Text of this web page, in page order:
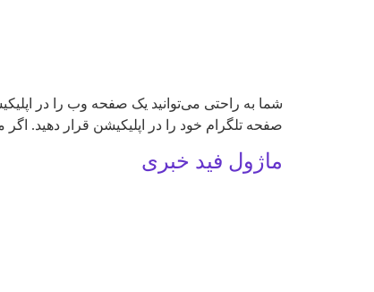
شما به راحتی می‌توانید یک صفحه وب را در
صفحه تلگرام خود را در اپلیکیشن قرار دهید.
ماژول فید خبری